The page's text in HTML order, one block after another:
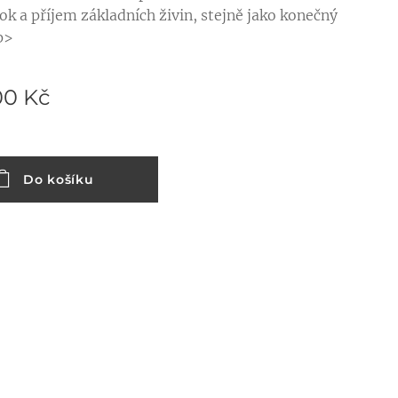
a příjem základních živin, stejně jako konečný
Kč
Do košíku